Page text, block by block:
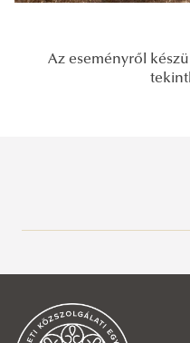
Aktuális
Hírek, események
2026
Az eseményről